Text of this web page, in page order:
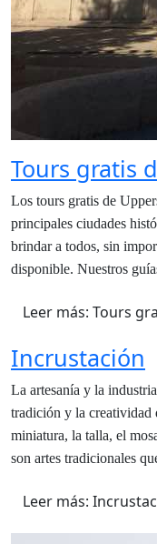
Tours gratis
Los tours gratis de
principales ciudades
brindar a todos, sin
disponible. Nuestros
Leer más: Tours
Incrustación
La artesanía y la
tradición y la creatividad
miniatura, la talla, el
son artes tradicionales
Leer más: